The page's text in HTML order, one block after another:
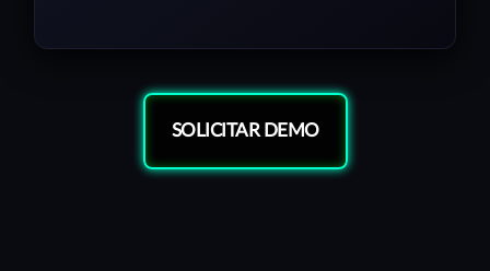
SOLICITAR DEMO